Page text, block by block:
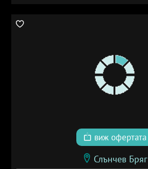
виж офертата
Слънчев Бряг